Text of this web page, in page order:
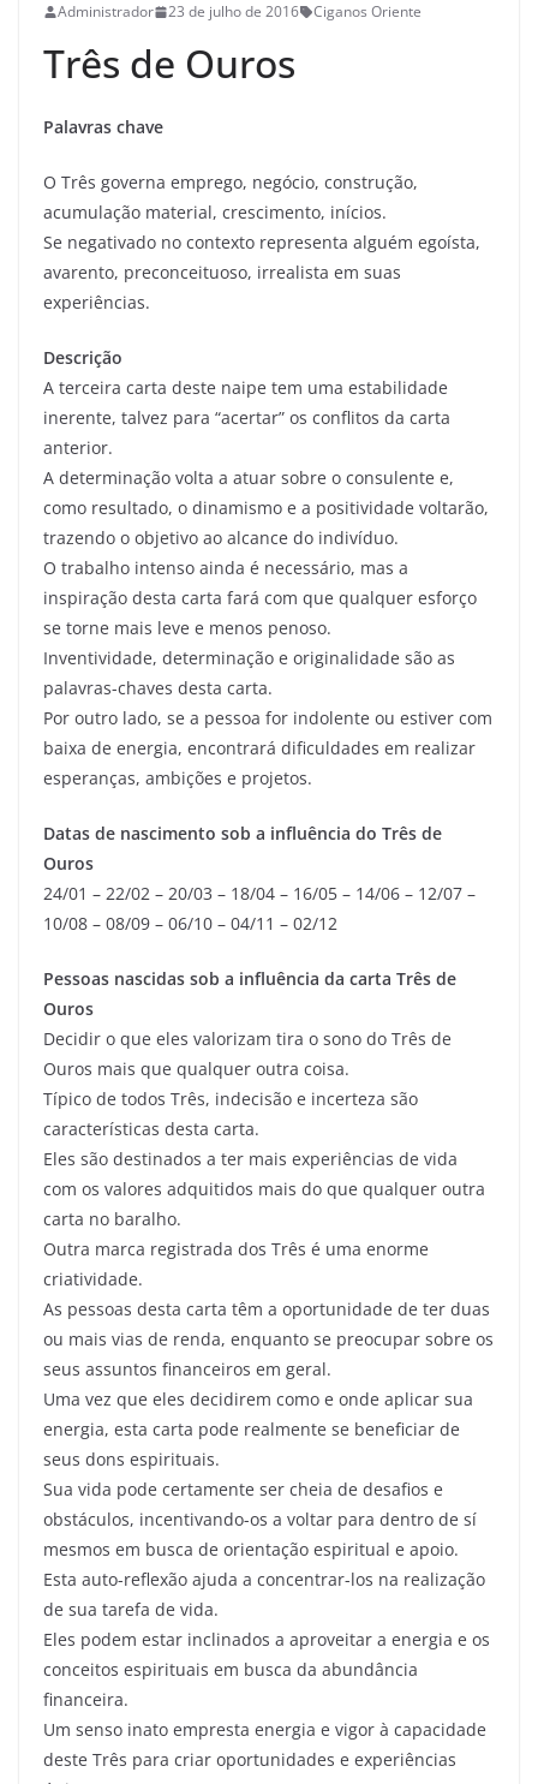
Administrador 23 de julho de 2016 Ciganos Oriente
Três de Ouros
Palavras chave
O Três governa emprego, negócio, construção,
acumulação material, crescimento, inícios.
Se negativado no contexto representa alguém egoísta,
avarento, preconceituoso, irrealista em suas
experiências.
Descrição
A terceira carta deste naipe tem uma estabilidade
inerente, talvez para “acertar” os conflitos da carta
anterior.
A determinação volta a atuar sobre o consulente e,
como resultado, o dinamismo e a positividade voltarão,
trazendo o objetivo ao alcance do indivíduo.
O trabalho intenso ainda é necessário, mas a
inspiração desta carta fará com que qualquer esforço
se torne mais leve e menos penoso.
Inventividade, determinação e originalidade são as
palavras-chaves desta carta.
Por outro lado, se a pessoa for indolente ou estiver com
baixa de energia, encontrará dificuldades em realizar
esperanças, ambições e projetos.
Datas de nascimento sob a influência do Três de
Ouros
24/01 – 22/02 – 20/03 – 18/04 – 16/05 – 14/06 – 12/07 –
10/08 – 08/09 – 06/10 – 04/11 – 02/12
Pessoas nascidas sob a influência da carta Três de
Ouros
Decidir o que eles valorizam tira o sono do Três de
Ouros mais que qualquer outra coisa.
Típico de todos Três, indecisão e incerteza são
características desta carta.
Eles são destinados a ter mais experiências de vida
com os valores adquitidos mais do que qualquer outra
carta no baralho.
Outra marca registrada dos Três é uma enorme
criatividade.
As pessoas desta carta têm a oportunidade de ter duas
ou mais vias de renda, enquanto se preocupar sobre os
seus assuntos financeiros em geral.
Uma vez que eles decidirem como e onde aplicar sua
energia, esta carta pode realmente se beneficiar de
seus dons espirituais.
Sua vida pode certamente ser cheia de desafios e
obstáculos, incentivando-os a voltar para dentro de sí
mesmos em busca de orientação espiritual e apoio.
Esta auto-reflexão ajuda a concentrar-los na realização
de sua tarefa de vida.
Eles podem estar inclinados a aproveitar a energia e os
conceitos espirituais em busca da abundância
financeira.
Um senso inato empresta energia e vigor à capacidade
deste Três para criar oportunidades e experiências